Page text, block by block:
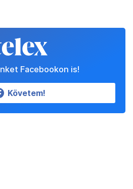
Facebookon is!
Követem!